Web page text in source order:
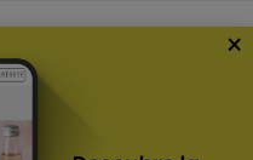
×